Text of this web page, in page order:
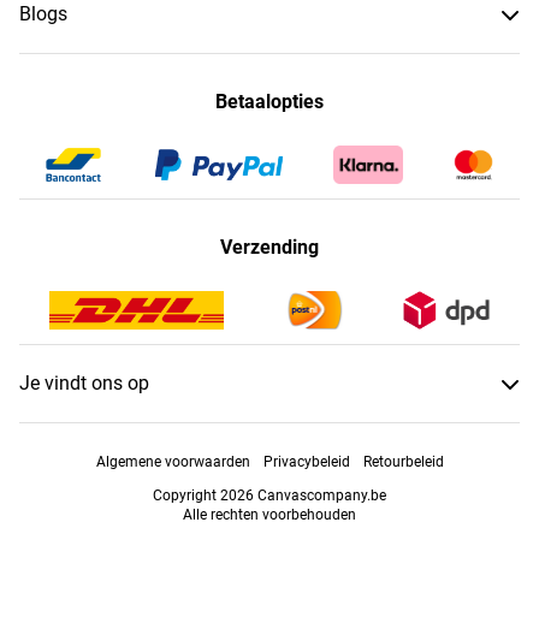
Blogs
Betaalopties
Verzending
Je vindt ons op
Algemene voorwaarden Privacybeleid
Retourbeleid
Copyright 2026 Canvascompany.be
Alle rechten voorbehouden